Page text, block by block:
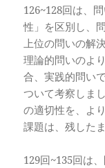
126~128回は、
性」を区別し、
上位の問いの解
理論的問いのよ
合、実践的問い
ついて考察しま
の適切性を、よ
課題は、残した
129回~135回は